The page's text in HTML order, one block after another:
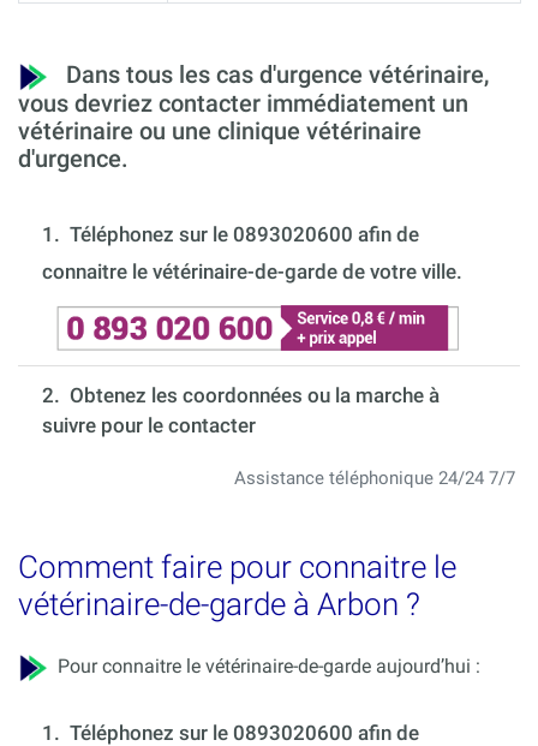
Dans tous les cas d'urgence vétérinaire,
vous devriez contacter immédiatement un
vétérinaire ou une clinique vétérinaire
d'urgence.
1. Téléphonez sur le 0893020600 afin de
connaitre le vétérinaire-de-garde de votre ville.
2. Obtenez les coordonnées ou la marche à
suivre pour le contacter
Assistance téléphonique 24/24 7/7
Comment faire pour connaitre le
vétérinaire-de-garde à Arbon ?
Pour connaitre le vétérinaire-de-garde aujourd’hui :
1. Téléphonez sur le 0893020600 afin de